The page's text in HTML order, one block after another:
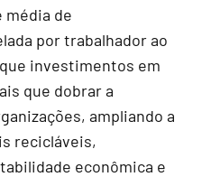
de
por trabalhador ao
investimentos em
que dobrar a
ampliando a
recicláveis,
econômica e